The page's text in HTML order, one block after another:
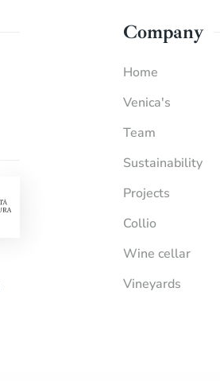
Company
Home
Venica's
Team
Sustainability
Projects
Collio
Wine cellar
Vineyards